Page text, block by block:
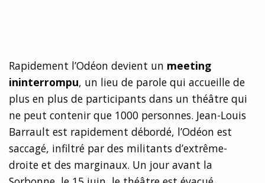
Rapidement l’Odéon devient un meeting
ininterrompu, un lieu de parole qui accueille de
plus en plus de participants dans un théâtre qui
ne peut contenir que 1000 personnes. Jean-Louis
Barrault est rapidement débordé, l’Odéon est
saccagé, infiltré par des militants d’extrême-
droite et des marginaux. Un jour avant la